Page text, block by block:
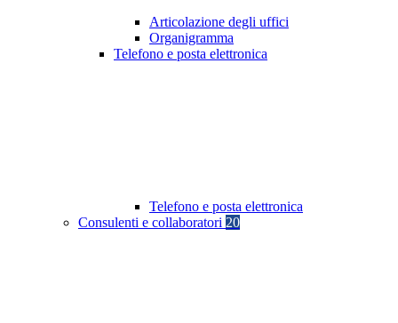
Articolazione degli uffici
Organigramma
Telefono e posta elettronica
Telefono e posta elettronica
Consulenti e collaboratori 20